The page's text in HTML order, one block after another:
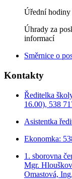
Úřední hodiny
Úhrady za
informací
Směrnice o
Kontakty
Ředitelka
16.00), 538
Asistentka
Ekonomka:
1. sborovna
Mgr.
Omastová,